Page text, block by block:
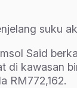
suku
Said
di kawasan
RM772,162.